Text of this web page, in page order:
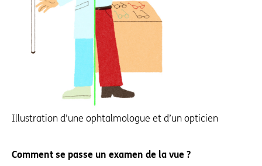
Illustration d’une ophtalmologue et d’un opticien
Comment se passe un examen de la vue ?